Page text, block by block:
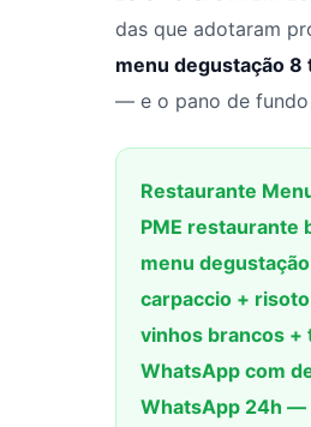
das que adotaram
menu degustação 8
— e o pano de fundo
Restaurante
PME restaurante
menu
carpaccio +
vinhos brancos +
WhatsApp com
WhatsApp 24h —